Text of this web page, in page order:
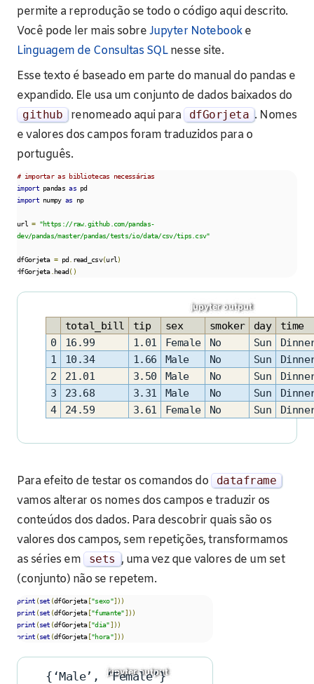
permite a reprodução se todo o código aqui descrito.
Você pode ler mais sobreJupyter Notebooke
Linguagem de Consultas SQLnesse site.
Esse texto é baseado em parte do manual do pandas e
expandido. Ele usa um conjunto de dados baixados do
github renomeado aqui para dfGorjeta . Nomes
e valores dos campos foram traduzidos para o
português.
# importar as bibliotecas necessárias
import pandas as
pd
import numpy as np
url = "https://raw.github.com/pandas-
dev/pandas/master/pandas/tests/io/data/csv/tips.csv"
dfGorjeta = pd. read_csv(url )
dfGorjeta. head()
total_bill tip sex smoker day
time
0
16.99 1.01 Female No Sun
1
10.34 1.66 Male No Sun
2
21.01 3.50 Male No Sun
3
23.68 3.31 Male No Sun
4
24.59 3.61 Female No Sun
Para efeito de testar os comandos do dataframe
vamos alterar os nomes dos campos e traduzir os
conteúdos dos dados. Para descobrir quais são os
valores dos campos, sem repetições, transformamos
as séries em
sets , uma vez que valores de um set
(conjunto) não se repetem.
print (set (dfGorjeta["sexo"]))
print (set (dfGorjeta["fumante"]))
print (set (dfGorjeta["dia"]))
print (set (dfGorjeta["hora"]))
{‘Male’, ‘Female’}